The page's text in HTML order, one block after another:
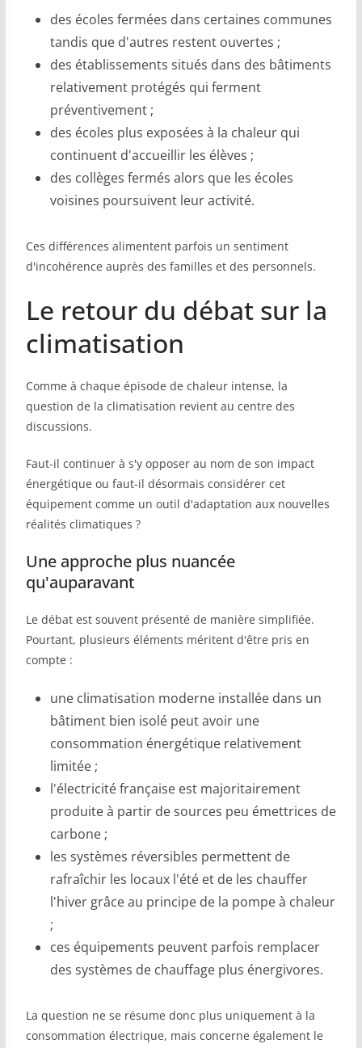
des écoles fermées dans certaines communes
tandis que d'autres restent ouvertes ;
des établissements situés dans des bâtiments
relativement protégés qui ferment
préventivement ;
des écoles plus exposées à la chaleur qui
continuent d'accueillir les élèves ;
des collèges fermés alors que les écoles
voisines poursuivent leur activité.
Ces différences alimentent parfois un sentiment
d'incohérence auprès des familles et des personnels.
Le retour du débat sur la
climatisation
Comme à chaque épisode de chaleur intense, la
question de la climatisation revient au centre des
discussions.
Faut-il continuer à s'y opposer au nom de son impact
énergétique ou faut-il désormais considérer cet
équipement comme un outil d'adaptation aux nouvelles
réalités climatiques ?
Une approche plus nuancée
qu'auparavant
Le débat est souvent présenté de manière simplifiée.
Pourtant, plusieurs éléments méritent d'être pris en
compte :
une climatisation moderne installée dans un
bâtiment bien isolé peut avoir une
consommation énergétique relativement
limitée ;
l'électricité française est majoritairement
produite à partir de sources peu émettrices de
carbone ;
les systèmes réversibles permettent de
rafraîchir les locaux l'été et de les chauffer
l'hiver grâce au principe de la pompe à chaleur
;
ces équipements peuvent parfois remplacer
des systèmes de chauffage plus énergivores.
La question ne se résume donc plus uniquement à la
consommation électrique, mais concerne également le